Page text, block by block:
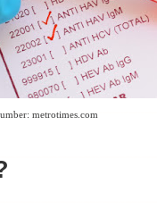
metrotimes.com